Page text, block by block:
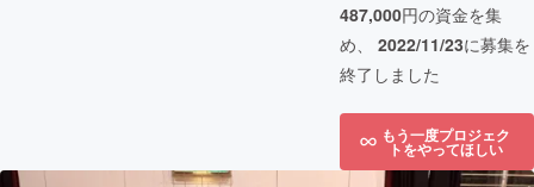
487,000円の資金を集
め、 2022/11/23に募集を
終了しました
もう一度プロジェク
トをやってほしい